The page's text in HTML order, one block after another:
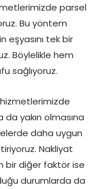
parsel
Bu yöntem
tek bir
Böylelikle hem
sağlıyoruz.
yakın olmasına
daha uygun
Nakliyat
bir diğer faktör ise
durumlarda da